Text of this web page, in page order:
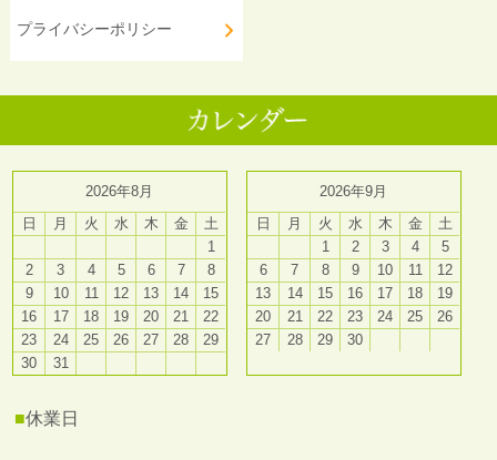
プライバシーポリシー
2026年8月
日
月 火 水 木 金
土
1
2
3 4 5 6 7
8
9
10 11 12 13 14
15
16
17 18 19 20 21
22
23
24 25 26 27 28
29
30
31
2026年9月
日
月 火 水 木 金
土
1
2 3 4
5
6
7 8 9 10 11
12
13
14 15 16 17 18
19
20
21 22 23 24 25
26
27
28 29 30
■休業日